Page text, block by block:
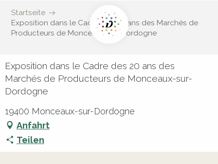
Startseite
Exposition dans le Cadre des 20 ans des Marchés de
Producteurs de Monceaux-sur-Dordogne
Exposition dans le Cadre des 20 ans des
Marchés de Producteurs de Monceaux-sur-
Dordogne
19400 Monceaux-sur-Dordogne
Anfahrt
Teilen